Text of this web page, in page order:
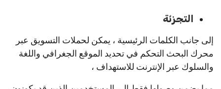
التجزئة
إلى جانب الكلمات الرئيسية ، يمكن لحملات التسويق عبر
محرك البحث التحكم في تحديد الموقع الجغرافي واللغة
والسلوك عبر الإنترنت للاستهداف ،